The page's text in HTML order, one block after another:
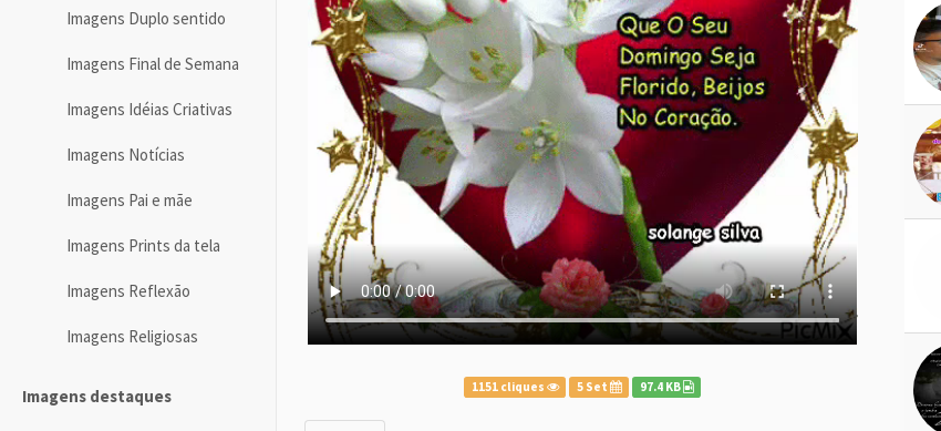
Imagens Duplo sentido
Imagens Final de Semana
Imagens Idéias Criativas
Imagens Notícias
Imagens Pai e mãe
Imagens Prints da tela
Imagens Reflexão
Imagens Religiosas
Imagens destaques 1151 cliques 5 Set 97.4 KB